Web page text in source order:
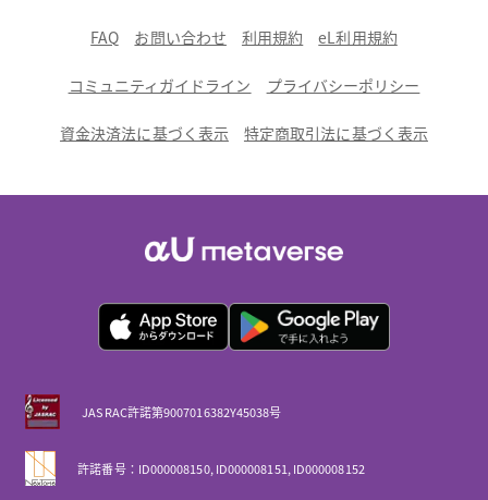
FAQ お問い合わせ 利用規約 eL利用規約
コミュニティガイドライン プライバシーポリシー
資金決済法に基づく表示 特定商取引法に基づく表示
JASRAC許諾第9007016382Y45038号
許諾番号：ID000008150, ID000008151, ID000008152